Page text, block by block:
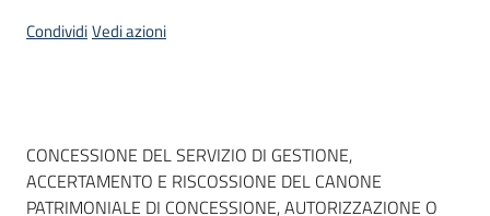
CondividiVedi azioni
Dati del bando
CONCESSIONE DEL SERVIZIO DI GESTIONE,
ACCERTAMENTO E RISCOSSIONE DEL CANONE
PATRIMONIALE DI CONCESSIONE, AUTORIZZAZIONE O